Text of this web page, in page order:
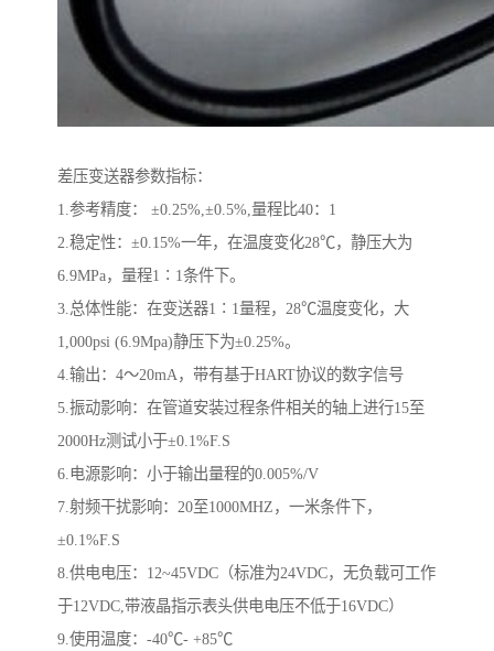
差压变送器参数指标：
1.参考精度： ±0.25%,±0.5%,量程比40：1
2.稳定性：±0.15%一年，在温度变化28℃，静压大为
6.9MPa，量程1∶1条件下。
3.总体性能：在变送器1∶1量程，28℃温度变化，大
1,000psi (6.9Mpa)静压下为±0.25%。
4.输出：4～20mA，带有基于HART协议的数字信号
5.振动影响：在管道安装过程条件相关的轴上进行15至
2000Hz测试小于±0.1%F.S
6.电源影响：小于输出量程的0.005%/V
7.射频干扰影响：20至1000MHZ，一米条件下，
±0.1%F.S
8.供电电压：12~45VDC（标准为24VDC，无负载可工作
于12VDC,带液晶指示表头供电电压不低于16VDC）
9.使用温度：-40℃- +85℃